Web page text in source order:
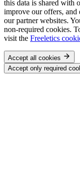
this data is shared with
improve our offers, and
our partner websites.
non-required cookies.
visit the Freeletics
Accept all cookies
Accept only required